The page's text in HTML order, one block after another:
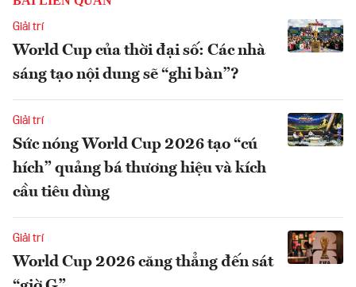
Giải trí
World Cup của thời đại số: Các nhà
sáng tạo nội dung sẽ “ghi bàn”?
Giải trí
Sức nóng World Cup 2026 tạo “cú
hích” quảng bá thương hiệu và kích
cầu tiêu dùng
Giải trí
World Cup 2026 căng thẳng đến sát